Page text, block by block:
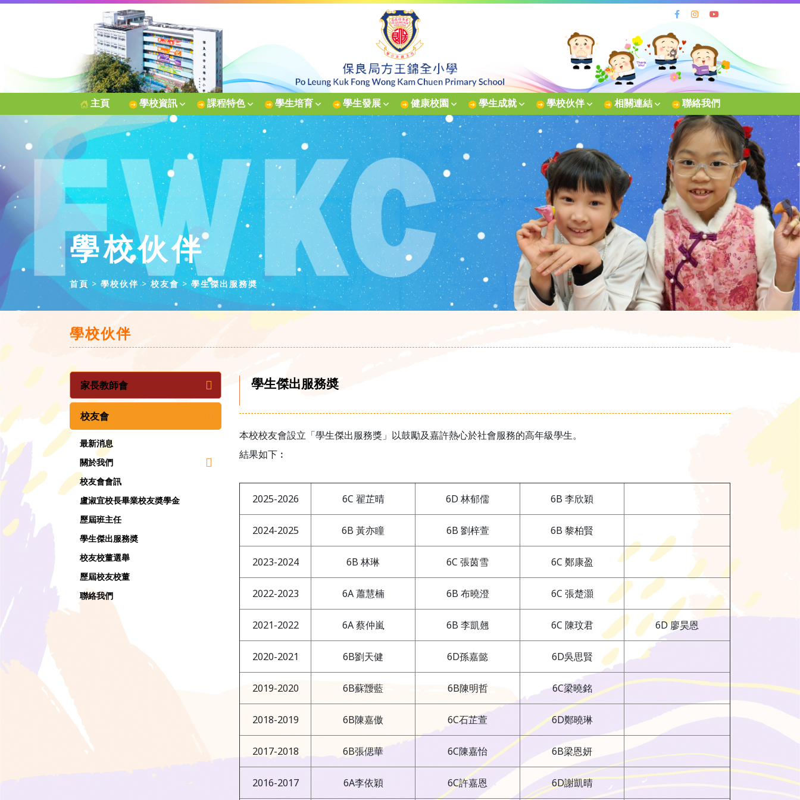
主頁 學校資訊 課程特色 學生培育 學生發展 健康校園 學生成就 學校伙伴 相關連結 聯絡我們
學校伙伴
首頁 學校伙伴 校友會 學生傑出服務奬
學校伙伴
家長教師會
校友會
最新消息
關於我們
校友會會訊
盧淑宜校長畢業校友奬學金
歷屆班主任
學生傑出服務奬
校友校董選舉
歷屆校友校董
聯絡我們
學生傑出服務奬
本校校友會設立「學生傑出服務獎」以鼓勵及嘉許熱心於社會服務的高年級學生。
結果如下︰
2025-2026 6C 翟芷晴 6D 林郁儒 6B 李欣穎
2024-2025 6B 黃亦瞳 6B 劉梓萱 6B 黎柏賢
2023-2024 6B 林琳 6C 張茵雪 6C 鄭康盈
2022-2023 6A 蕭慧楠 6B 布曉澄 6C 張楚灝
2021-2022 6A 蔡仲嵐 6B 李凱翹 6C 陳玟君 6D 廖昊恩
2020-2021 6B劉天健 6D孫嘉懿 6D吳思賢
2019-2020 6B蘇靉藍 6B陳明哲 6C梁曉銘
2018-2019 6B陳嘉傲 6C石芷萱 6D鄭曉琳
2017-2018 6B張偲華 6C陳嘉怡 6B梁恩妍
2016-2017 6A李依穎 6C許嘉恩 6D謝凱晴